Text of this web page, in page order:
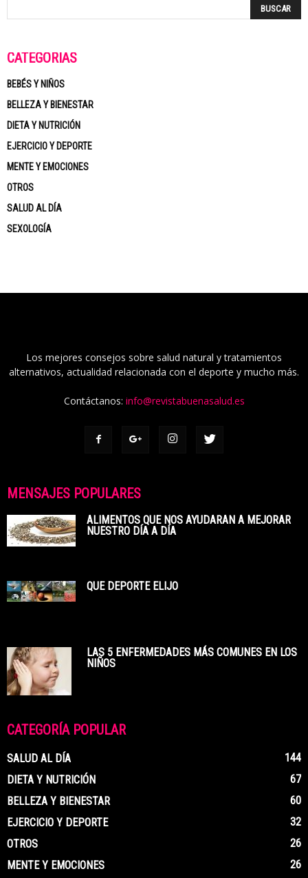
CATEGORÍAS
BEBÉS Y NIÑOS
BELLEZA Y BIENESTAR
DIETA Y NUTRICIÓN
EJERCICIO Y DEPORTE
MENTE Y EMOCIONES
OTROS
SALUD AL DÍA
SEXOLOGÍA
Los mejores consejos sobre salud natural y tratamientos
alternativos, actualidad relacionada con el deporte y mucho más.
Contáctanos: info@revistabuenasalud.es
MENSAJES POPULARES
ALIMENTOS QUE NOS AYUDARAN A MEJORAR
NUESTRO DÍA A DÍA
QUE DEPORTE ELIJO
LAS 5 ENFERMEDADES MÁS COMUNES EN LOS
NIÑOS
CATEGORÍA POPULAR
SALUD AL DÍA
144
DIETA Y NUTRICIÓN
67
BELLEZA Y BIENESTAR
60
EJERCICIO Y DEPORTE
32
OTROS
26
MENTE Y EMOCIONES
26